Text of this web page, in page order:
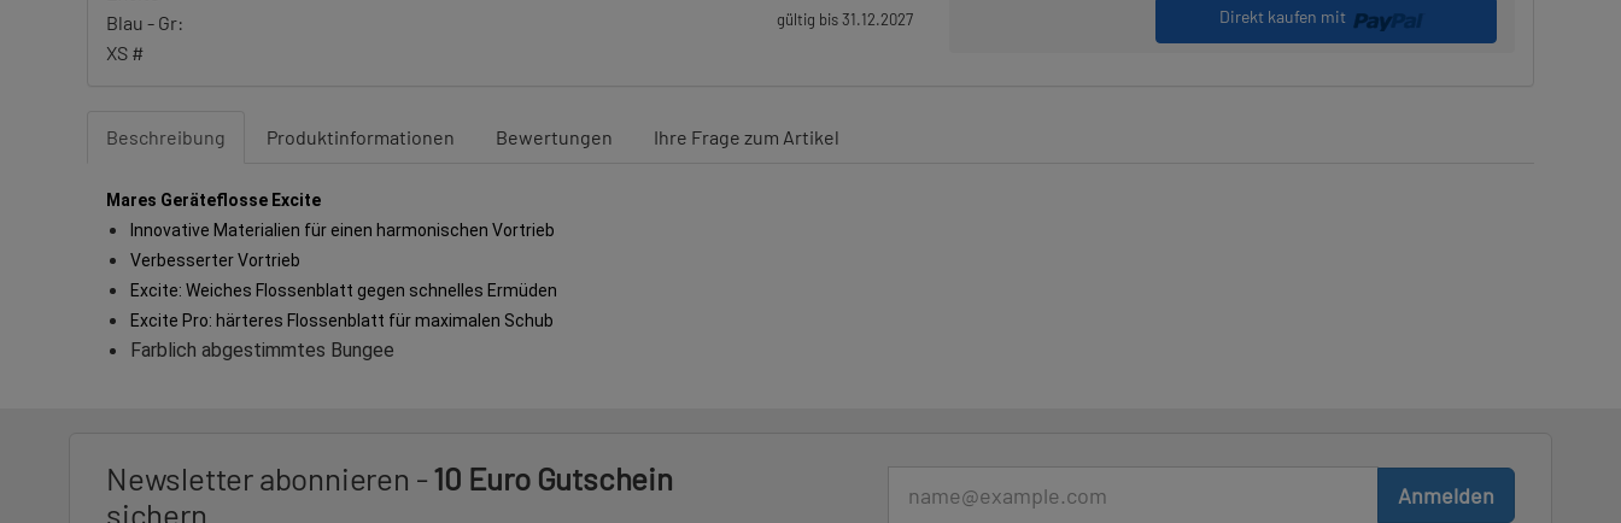
gültig bis 31.12.2027 Direkt kaufen mit
Beschreibung Produktinformationen Bewertungen Ihre Frage zum Artikel
Mares Geräteflosse Excite
Innovative Materialien für einen harmonischen Vortrieb
Verbesserter Vortrieb
Excite: Weiches Flossenblatt gegen schnelles Ermüden
Excite Pro: härteres Flossenblatt für maximalen Schub
Farblich abgestimmtes Bungee
Newsletter abonnieren -10 Euro Gutschein
sichern.
Anmelden